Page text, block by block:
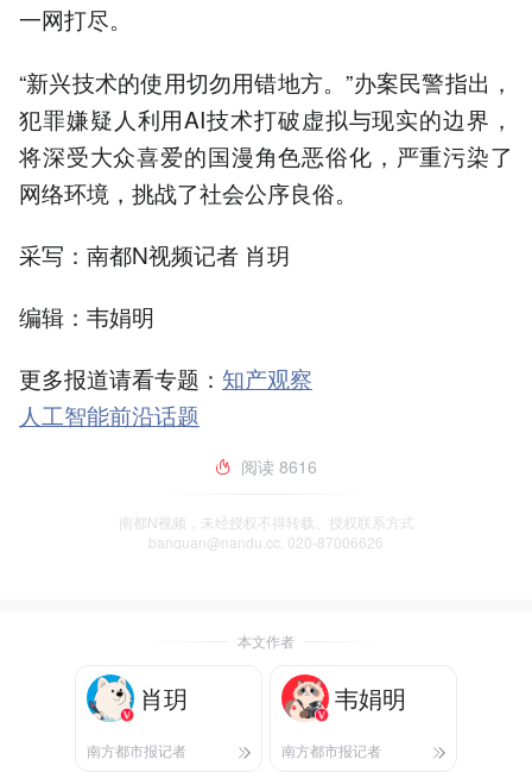
一网打尽。
“新兴技术的使用切勿用错地方。”办案民警指出，
犯罪嫌疑人利用AI技术打破虚拟与现实的边界，
将深受大众喜爱的国漫角色恶俗化，严重污染了
网络环境，挑战了社会公序良俗。
采写：南都N视频记者 肖玥
编辑：韦娟明
更多报道请看专题： 知产观察
人工智能前沿话题
阅读 8616
南都N视频，未经授权不得转载、授权联系方式
banquan@nandu.cc. 020-87006626
本文作者
肖玥
南方都市报记者
韦娟明
南方都市报记者